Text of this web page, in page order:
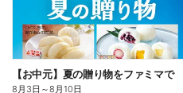
【お中元】夏の贈り物をファミマで
8月3日 ～8月10日